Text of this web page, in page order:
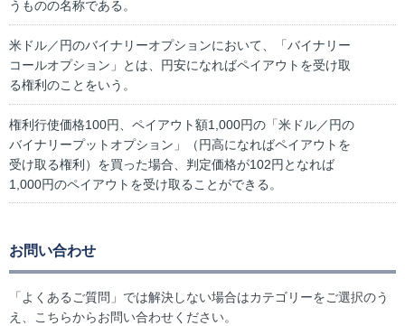
うものの名称である。
米ドル／円のバイナリーオプションにおいて、「バイナリー
コールオプション」とは、円安になればペイアウトを受け取
る権利のことをいう。
権利行使価格100円、ペイアウト額1,000円の「米ドル／円の
バイナリープットオプション」（円高になればペイアウトを
受け取る権利）を買った場合、判定価格が102円となれば
1,000円のペイアウトを受け取ることができる。
お問い合わせ
「よくあるご質問」では解決しない場合はカテゴリーをご選択のう
え、こちらからお問い合わせください。